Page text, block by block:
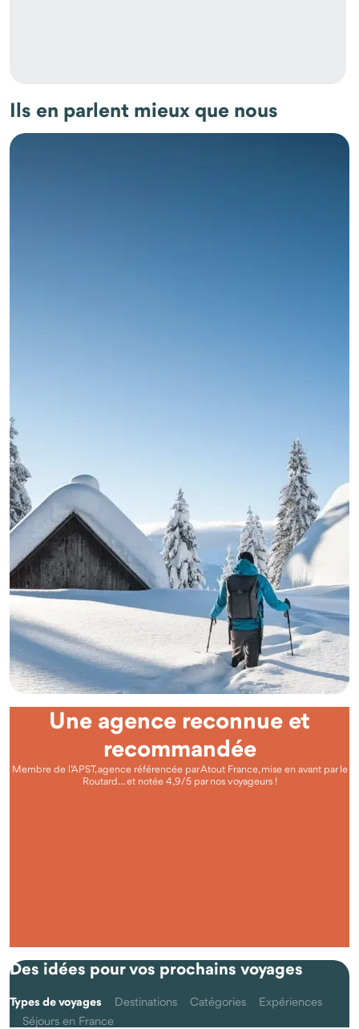
Ils en parlent mieux que nous
Une agence reconnue et
recommandée
Membre de l’APST, agence référencée par Atout France, mise en avant par le
Routard… et notée 4,9/5 par nos voyageurs !
Des idées pour vos prochains voyages
Types de voyages Destinations Catégories
Expériences
Séjours en France